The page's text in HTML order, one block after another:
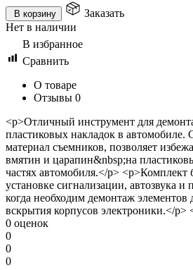
В корзину
Заказать
Нет в наличии
В избранное
Сравнить
О товаре
Отзывы 0
<p>Отличный инструмент для
пластиковых накладок в автомобиле.
материал съемников, позволяет
вмятин и царапин&nbsp;на
частях автомобиля.</p> <p>Комплект
установке сигнализации, автозвука и
когда необходим демонтаж элементов
вскрытия корпусов электроники.</p>
0 оценок
0
0
0